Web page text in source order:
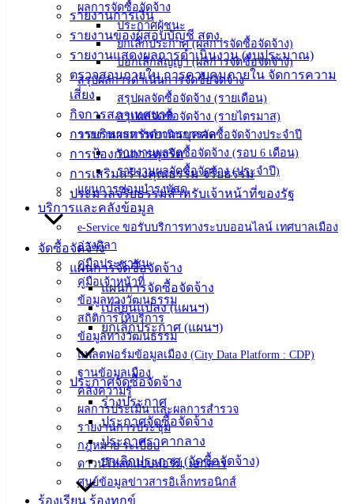
ผลการจัดซื้อจัดจ้าง
ประกาศผู้ชนะ
ยกเลิกประกาศ (ผลการจัดซื้อจัดจ้าง)
บอกเลิกสัญญา (ผลการจัดซื้อจัดจ้าง)
สรุปผลการดำเนินการจัดซื้อจัดจ้าง
สรุปผลจัดซื้อจัดจ้าง (รายเดือน)
สรุปผลจัดซื้อจัดจ้าง (รายไตรมาส)
รายงานผลการดำเนินการจัดซื้อจัดจ้างประจำปี
รายงานผลจัดซื้อจัดจ้าง (รอบ 6 เดือน)
รายงานผลจัดซื้อจัดจ้าง (ประจำปี)
แผนการซ่อมบำรุงพัสดุ
บริการและคลังข้อมูล
e-Service ขอรับบริการทางระบบออนไลน์ เทศบาลเมือง
อ่างศิลา
คู่มือประชาชน
คู่มือเจ้าหน้าที่
ข้อมูลทางวัฒนธรรม
สถิติการให้บริการ
ข้อมูลทางวัฒนธรรม
แพลตฟอร์มข้อมูลเมือง (City Data Platform : CDP)
ฐานข้อมูลเมือง
คลังความรู้
ผลการประเมิน และผลการสำรวจ
รายงานการประชุม
กฎหมาย ระเบียบ
ดาวน์โหลดแบบฟอร์ม, เอกสาร
ศูนย์ข้อมูลข่าวสารอิเล็กทรอนิกส์
ร้องเรียน ร้องทุกข์
รายงานการเงิน
รายงานของผู้สอบบัญชี สตง.
รายงานแสดงผลการดำเนินงาน (งบประมาณ)
ตรวจสอบภายใน การควบคุมภายใน จัดการความ
เสี่ยง
กิจการสภาเทศบาล
การบริหารทรัพยากรบุคคล
การป้องกันการทุจริต
การเสริมสร้างคุณธรรม จริยธรรม
ประมวลจริยธรรมสำหรับเจ้าหน้าที่ของรัฐ
จัดซื้อจัดจ้าง
แผนการจัดซื้อจัดจ้าง
แผนการจัดซื้อจัดจ้าง
เปลี่ยนแปลง (แผนฯ)
ยกเลิกประกาศ (แผนฯ)
ประกาศจัดซื้อจัดจ้าง
ร่างประกาศ
ประกาศจัดซื้อจัดจ้าง
ประกาศราคากลาง
ยกเลิกประกาศ (จัดซื้อจัดจ้าง)
เอกสาร
คู่มือ
สำหรับ
ประชาชน/
คู่มือการ
ปฏิบัติ
งาน
ข่าวสาร
น่ารู้
ศุนย์
ข้อมูล
ข่าวสาร
อิเล็กทรอนิกส์
องค์
ความรู้
(Knowledge
Management)
ติดต่อ
เทศบาล
สายตรง
นายก
เทศบาล